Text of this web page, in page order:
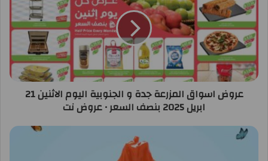
عروض اسواق المزرعة جدة و الجنوبية اليوم الاثنين 21
ابريل 2025 بنصف السعر • عروض نت